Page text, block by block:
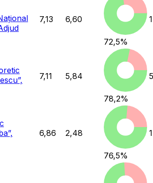
7,13 6,60
72,5%
7,11 5,84
78,2%
6,86 2,48
76,5%